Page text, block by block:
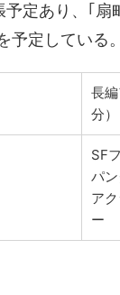
定あり、｢扇
予定している。
長
分）
SF
パン
ア
ー